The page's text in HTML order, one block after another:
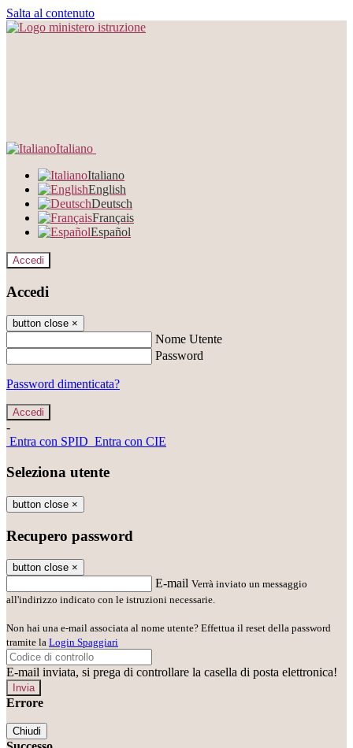
Salta al contenuto
Italiano
Italiano
English
Deutsch
Français
Español
Accedi
Accedi
button close ×
Nome Utente
Password
Password dimenticata?
-
Entra con SPID Entra con CIE
Seleziona utente
button close ×
Recupero password
button close ×
E-mail Verrà inviato un messaggio
all'indirizzo indicato con le istruzioni necessarie.
Non hai una e-mail associata al nome utente? Effettua il reset della password
tramite la Login Spaggiari
E-mail inviata, si prega di controllare la casella di posta elettronica!
Errore
Chiudi